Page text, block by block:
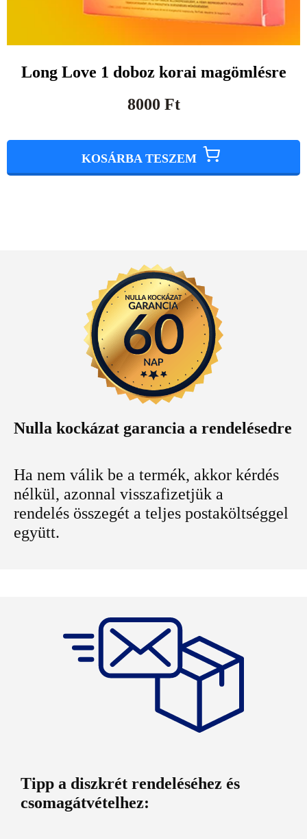
Long Love 1 doboz korai magömlésre
8000 Ft
KOSÁRBA TESZEM
Nulla kockázat garancia a rendelésedre
Ha nem válik be a termék, akkor kérdés
nélkül, azonnal visszafizetjük a
rendelés összegét a teljes postaköltséggel
együtt.
Tipp a diszkrét rendeléséhez és
csomagátvételhez: